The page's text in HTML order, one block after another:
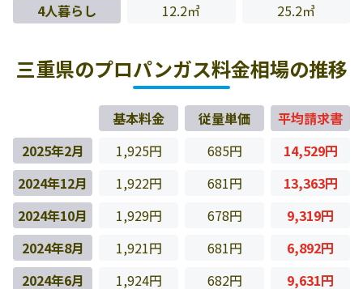
4人暮らし
12.2㎥ 25.2㎥
三重県のプロパンガス料金相場の推移
基本料金 従量単価
平均請求書
2025年2月
1,925円 685円
14,529円
2024年12月
1,922円 681円
13,363円
2024年10月
1,929円 678円
9,319円
2024年8月
1,921円 681円
6,892円
2024年6月
1,924円 682円
9,631円